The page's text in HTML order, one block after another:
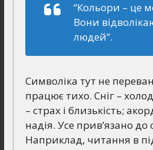
“Кольори – це
Вони
людей”.
Символіка тут не
працює тихо. Сніг –
– страх і близькість;
надія. Усе прив’язано до
Наприклад, читання в